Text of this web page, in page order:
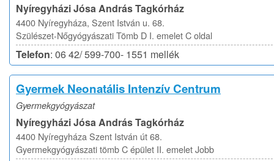
Nyíregyházi Jósa András Tagkórház
4400 Nyíregyháza, Szent István u. 68.
Szülészet-Nőgyógyászati Tömb D I. emelet C oldal
Telefon: 06 42/ 599-700- 1551 mellék
Gyermek Neonatális Intenzív Centrum
Gyermekgyógyászat
Nyíregyházi Jósa András Tagkórház
4400 Nyíregyháza Szent István út 68.
Gyermekgyógyászati tömb C épület II. emelet Jobb